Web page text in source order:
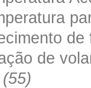
de
(55)